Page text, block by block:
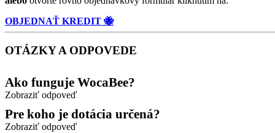
OBJEDNAŤ KREDIT 🐝
OTÁZKY A ODPOVEDE
Ako funguje WocaBee?
Zobraziť odpoveď
Pre koho je dotácia určená?
Zobraziť odpoveď